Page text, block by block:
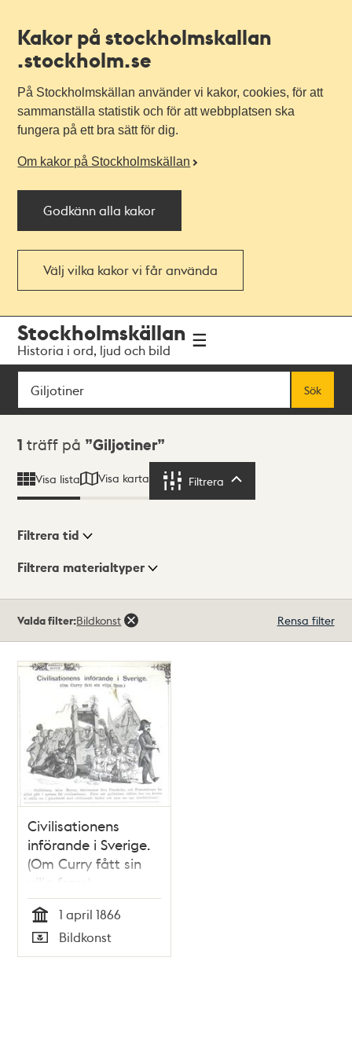
Kakor på stockholmskallan
.stockholm.se
På Stockholmskällan använder vi kakor, cookies, för att
sammanställa statistik och för att webbplatsen ska
fungera på ett bra sätt för dig.
Om kakor på Stockholmskällan
Godkänn alla kakor
Välj vilka kakor vi får använda
navigationen
huvudinnehållet
Stockholmskällan
Historia i ord, ljud och bild
Sök
Sök
Sökresultat
1 träff på Giljotiner
Visa lista Visa karta Filtrera
Visningsläge
Filtrera tid
Filtrera materialtyper
träffar
Valda filter:Bildkonst Rensa filter
Civilisationens
införande i Sverige.
(Om Curry fått sin
vilja fram).
Bildskämt om Curry
Treffenberg i
Söndags-Nisse –
Illustreradt
Tid
1 april 1866
Typ
Bildkonst